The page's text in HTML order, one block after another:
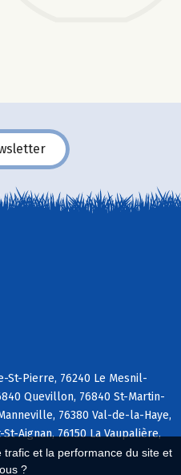
et la performance du site et
?
St-Pierre, 76240 Le Mesnil-
Quevillon, 76840 St-Martin-
76380 Val-de-la-Haye,
Aignan, 76150 La Vaupalière,